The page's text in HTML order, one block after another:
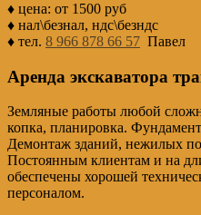
♦ цена: от 1500 руб
♦ нал\безнал, ндс\безндс
♦ тел. 8 966 878 66 57 Павел
Аренда экскаватора
Земляные работы любой
копка, планировка.
Демонтаж зданий, нежилых
Постоянным клиентам и на
обеспечены хорошей
персоналом.